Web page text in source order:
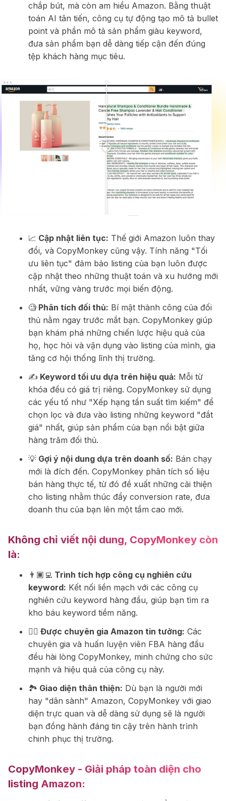
chắp bút, mà còn am hiểu Amazon. Bằng thuật
toán AI tân tiến, công cụ tự động tạo mô tả bullet
point và phần mô tả sản phẩm giàu keyword,
đưa sản phẩm bạn dễ dàng tiếp cận đến đúng
tệp khách hàng mục tiêu.
📈 Cập nhật liên tục: Thế giới Amazon luôn thay
đổi, và CopyMonkey cũng vậy. Tính năng "Tối
ưu liên tục" đảm bảo listing của bạn luôn được
cập nhật theo những thuật toán và xu hướng mới
nhất, vững vàng trước mọi biến động.
🧐 Phân tích đối thủ: Bí mật thành công của đối
thủ nằm ngay trước mắt bạn. CopyMonkey giúp
bạn khám phá những chiến lược hiệu quả của
họ, học hỏi và vận dụng vào listing của mình, gia
tăng cơ hội thống lĩnh thị trường.
✍️ Keyword tối ưu dựa trên hiệu quả: Mỗi từ
khóa đều có giá trị riêng. CopyMonkey sử dụng
các yếu tố như "Xếp hạng tần suất tìm kiếm" để
chọn lọc và đưa vào listing những keyword "đắt
giá" nhất, giúp sản phẩm của bạn nổi bật giữa
hàng trăm đối thủ.
💡 Gợi ý nội dung dựa trên doanh số: Bán chạy
mới là đích đến. CopyMonkey phân tích số liệu
bán hàng thực tế, từ đó đề xuất những cải thiện
cho listing nhằm thúc đẩy conversion rate, đưa
doanh thu của bạn lên một tầm cao mới.
Không chỉ viết nội dung, CopyMonkey còn
là:
👨🏿‍💻 Trình tích hợp công cụ nghiên cứu
keyword: Kết nối liền mạch với các công cụ
nghiên cứu keyword hàng đầu, giúp bạn tìm ra
kho báu keyword tiềm năng.
🕵️‍♂️ Được chuyên gia Amazon tin tưởng: Các
chuyên gia và huấn luyện viên FBA hàng đầu
đều hài lòng CopyMonkey, minh chứng cho sức
mạnh và hiệu quả của công cụ này.
🏞️ Giao diện thân thiện: Dù bạn là người mới
hay "dân sành" Amazon, CopyMonkey với giao
diện trực quan và dễ dàng sử dụng sẽ là người
bạn đồng hành đáng tin cậy trên hành trình
chinh phục thị trường.
CopyMonkey - Giải pháp toàn diện cho
listing Amazon: